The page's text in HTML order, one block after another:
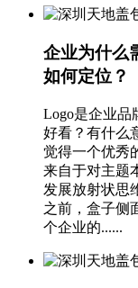
企业为什么
如何定位？
Logo是企业品
好看？有什么
觉得一个优秀
来自于对主题
发展放射状思
之前，盒子侧
个企业的......